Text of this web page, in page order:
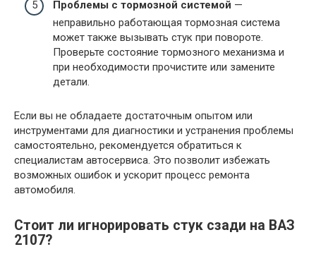
Проблемы с тормозной системой —
неправильно работающая тормозная система
может также вызывать стук при повороте.
Проверьте состояние тормозного механизма и
при необходимости прочистите или замените
детали.
Если вы не обладаете достаточным опытом или
инструментами для диагностики и устранения проблемы
самостоятельно, рекомендуется обратиться к
специалистам автосервиса. Это позволит избежать
возможных ошибок и ускорит процесс ремонта
автомобиля.
Стоит ли игнорировать стук сзади на ВАЗ
2107?